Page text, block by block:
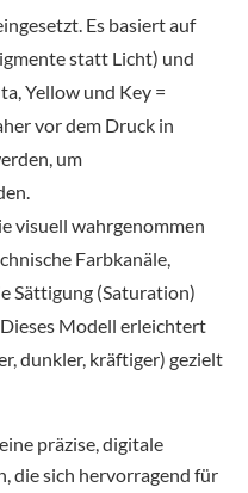
Es basiert auf
statt Licht) und
Yellow und Key =
vor dem Druck in
um
visuell wahrgenommen
Farbkanäle,
Sättigung (Saturation)
Modell erleichtert
dunkler, kräftiger) gezielt
präzise, digitale
die sich hervorragend für